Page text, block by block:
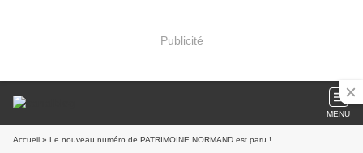
Publicité
MENU
Accueil » Le nouveau numéro de PATRIMOINE NORMAND est paru !